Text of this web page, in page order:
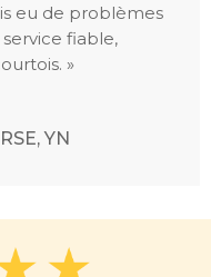
eu de problèmes
fiable,
»
YN